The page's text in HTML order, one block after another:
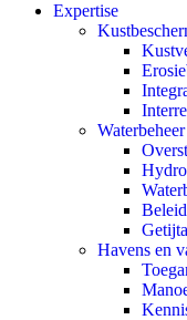
Expertise
Waterbeheer
Havens en